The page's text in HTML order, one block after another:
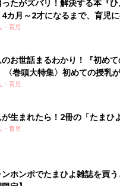
たがズバリ！解決する本『
月～2才になるまで、育児に
！
・育児
お世話まるわかり！『初め
〈巻頭大特集〉初めての授乳
ぱい・ミルクの基本と夏のトラ
・育児
生まれたら！2冊の「たまひ
・育児
ホンポでたまひよ雑誌を買